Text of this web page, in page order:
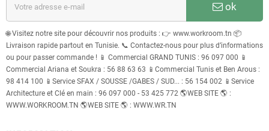
ok
🌐 Visitez notre site pour découvrir nos produits : 👉 www.workroom.tn 📦
Livraison rapide partout en Tunisie. 📞 Contactez-nous pour plus d’informations
ou pour passer commande ! 📱 Commercial GRAND TUNIS : 96 097 000 📱
Commercial Ariana et Soukra : 56 88 63 63 📱Commercial Tunis et Ben Arous :
98 414 100 📱Service SFAX / SOUSSE /GABES / SUD... : 56 154 002 📱Service
Architecture et Clé en main : 96 097 000 - 53 425 772 🌎WEB SITE 🌎 :
WWW.WORKROOM.TN 🌎WEB SITE 🌎 : WWW.WR.TN